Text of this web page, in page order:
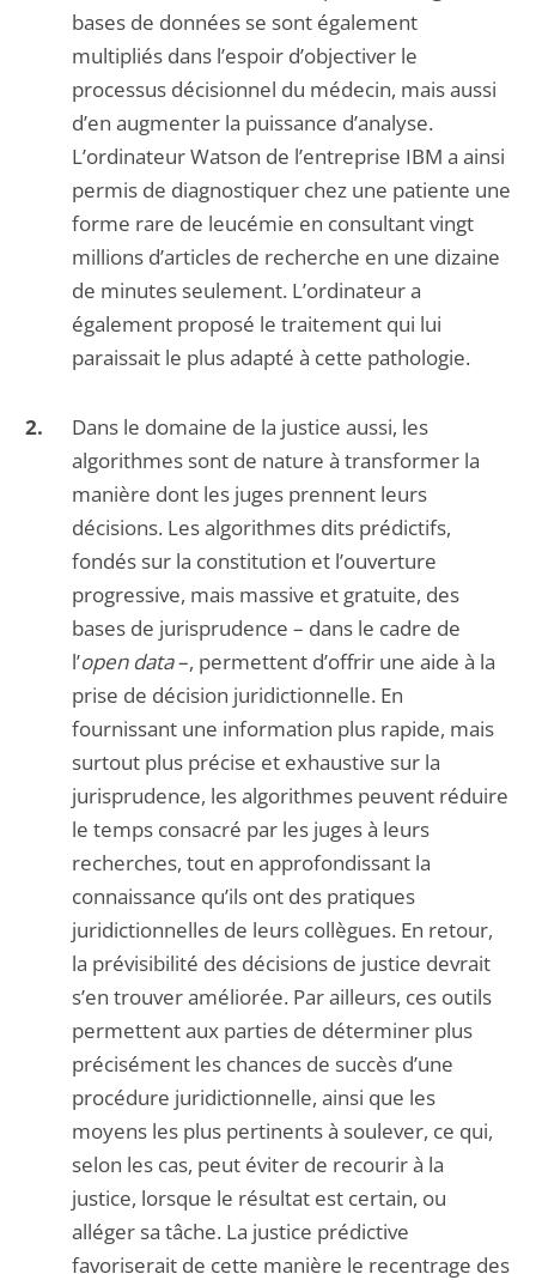
bases de données se sont également
multipliés dans l’espoir d’objectiver le
processus décisionnel du médecin, mais aussi
d’en augmenter la puissance d’analyse.
L’ordinateur Watson de l’entreprise IBM a ainsi
permis de diagnostiquer chez une patiente une
forme rare de leucémie en consultant vingt
millions d’articles de recherche en une dizaine
de minutes seulement. L’ordinateur a
également proposé le traitement qui lui
paraissait le plus adapté à cette pathologie.
Dans le domaine de la justice aussi, les
algorithmes sont de nature à transformer la
manière dont les juges prennent leurs
décisions. Les algorithmes dits prédictifs,
fondés sur la constitution et l’ouverture
progressive, mais massive et gratuite, des
bases de jurisprudence – dans le cadre de
l’open data–, permettent d’offrir une aide à la
prise de décision juridictionnelle. En
fournissant une information plus rapide, mais
surtout plus précise et exhaustive sur la
jurisprudence, les algorithmes peuvent réduire
le temps consacré par les juges à leurs
recherches, tout en approfondissant la
connaissance qu’ils ont des pratiques
juridictionnelles de leurs collègues. En retour,
la prévisibilité des décisions de justice devrait
s’en trouver améliorée. Par ailleurs, ces outils
permettent aux parties de déterminer plus
précisément les chances de succès d’une
procédure juridictionnelle, ainsi que les
moyens les plus pertinents à soulever, ce qui,
selon les cas, peut éviter de recourir à la
justice, lorsque le résultat est certain, ou
alléger sa tâche. La justice prédictive
favoriserait de cette manière le recentrage des